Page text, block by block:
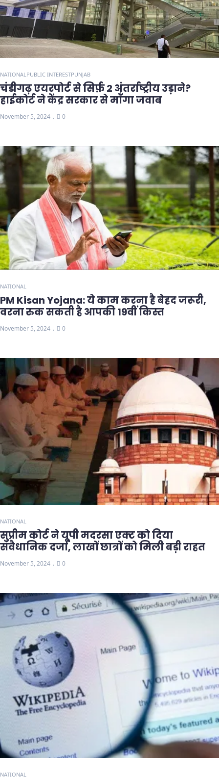
NATIONALPUBLIC INTERESTPUNJAB
चंडीगढ़ एयरपोर्ट से सिर्फ़ 2 अंतर्राष्ट्रीय उड़ाने?
हाईकोर्ट ने केंद्र सरकार से माँगा जवाब
November 5, 2024 0
NATIONAL
PM Kisan Yojana: ये काम करना है बेहद जरूरी,
वरना रुक सकती है आपकी 19वीं किस्त
November 5, 2024 0
NATIONAL
सुप्रीम कोर्ट ने यूपी मदरसा एक्ट को दिया
संवैधानिक दर्जा, लाखों छात्रों को मिली बड़ी राहत
November 5, 2024 0
NATIONAL